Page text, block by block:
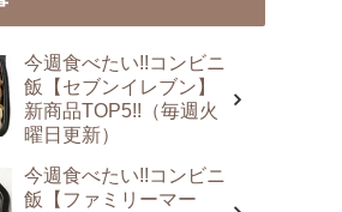
今週食べたい!!コンビニ
飯【セブンイレブン】
新商品TOP5!!（毎週火
曜日更新）
今週食べたい!!コンビニ
飯【ファミリーマー